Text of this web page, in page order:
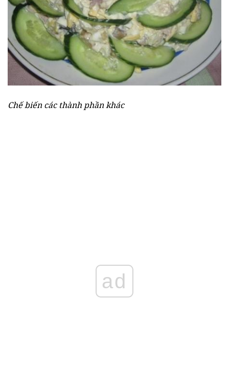
Chế biến các thành phần khác
ad